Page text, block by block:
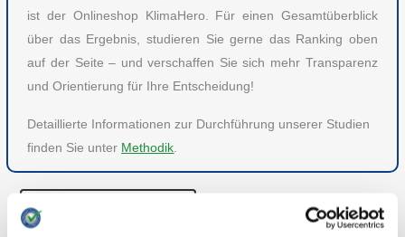
ist der Onlineshop KlimaHero. Für einen Gesamtüberblick
über das Ergebnis, studieren Sie gerne das Ranking oben
auf der Seite – und verschaffen Sie sich mehr Transparenz
und Orientierung für Ihre Entscheidung!
Detaillierte Informationen zur Durchführung unserer Studien
finden Sie unter Methodik.
ZU HAUS & FAMILIE